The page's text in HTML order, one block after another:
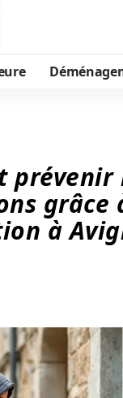
prévenir
grâce
à